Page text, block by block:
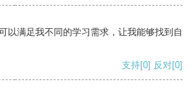
以满足我不同的学习需求，让我能够找到自
支持[0] 反对[0]